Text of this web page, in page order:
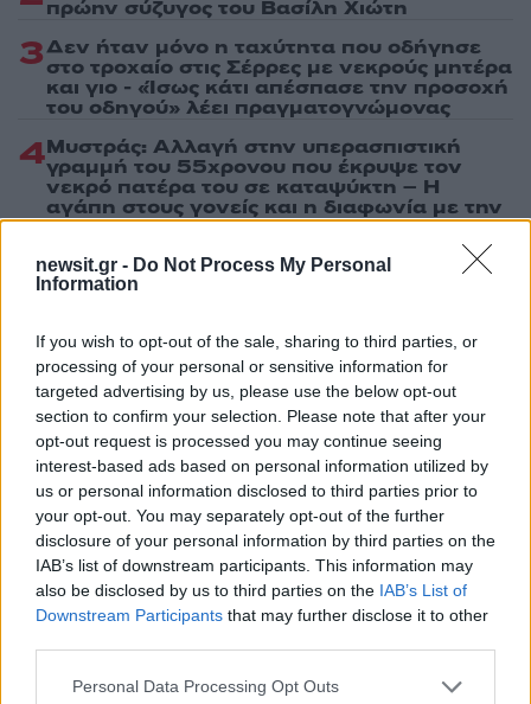
newsit.gr - Do Not Process My Personal
Information
If you wish to opt-out of the sale, sharing to third parties, or
processing of your personal or sensitive information for
targeted advertising by us, please use the below opt-out
section to confirm your selection. Please note that after your
opt-out request is processed you may continue seeing
interest-based ads based on personal information utilized by
us or personal information disclosed to third parties prior to
your opt-out. You may separately opt-out of the further
disclosure of your personal information by third parties on the
IAB’s list of downstream participants. This information may
also be disclosed by us to third parties on the IAB’s List of
Downstream Participants that may further disclose it to other
Please note that this website/app uses one or more Google
Personal Data Processing Opt Outs
πρώην σύζυγος του Βασίλη Χιώτη
3Δεν ήταν μόνο η ταχύτητα που οδήγησε
στο τροχαίο στις Σέρρες με νεκρούς μητέρα
και γιο - «Ίσως κάτι απέσπασε την προσοχή
του οδηγού» λέει πραγματογνώμονας
4Μυστράς: Αλλαγή στην υπερασπιστική
γραμμή του 55χρονου που έκρυψε τον
νεκρό πατέρα του σε καταψύκτη – Η
αγάπη στους γονείς και η διαφωνία με την
αδερφή του
5Ιωάννα Τούνη: Η throwback φωτογραφία
από την Ίμπιζα με τον Δημήτρη
Πιο σχολιασμένα
101 Marfin: Η 46χρονη πήρε προθεσμία για
να απολογηθεί την Τρίτη – «Είναι αθώα,
συμμετείχε στη διαδήλωση όπως και
100.000 άτομα»
93 Βγήκαν ξανά τα μαχαίρια στην Ελπίδα
για τη Δημοκρατία: «Καρυστιανού,
Γρατσία και Γαλανός μετέτρεψαν το
κίνημα σε φοβικό αρχηγικό κόμμα»
θεωρηθούν δωρεές και να επιβληθεί
φόρος – Τι ισχυεί για τις γονικές παροχές